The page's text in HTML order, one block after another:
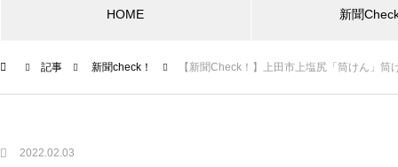
HOME 新聞
記事 新聞check！ 【新聞Check！】上田市上塩尻「筒けん」
2022.02.03